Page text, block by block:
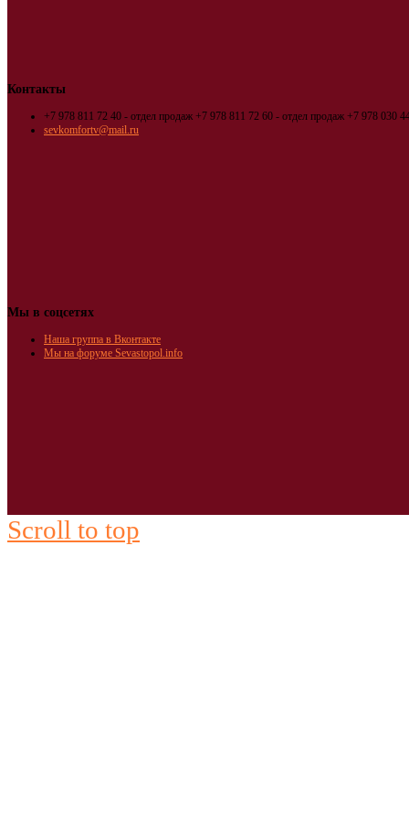
Контакты
+7 978 811 72 40 - отдел продаж +7 978 811 72 60 - отдел продаж +7 978 030
sevkomfortv@mail.ru
Мы в соцсетях
Наша группа в Вконтакте
Мы на форуме Sevastopol.info
Scroll to top